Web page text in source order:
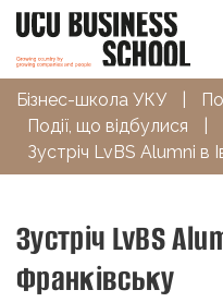
Бізнес-школа УКУ
Події, що відбулися
Зустріч LvBS Alumni в
Зустріч LvBS
Франківську